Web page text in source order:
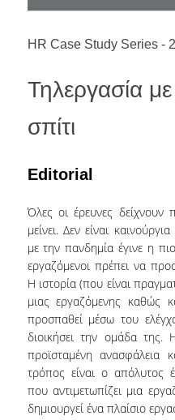
TESTIMONIALS
ΥΠΟΨΗΦΙΟΙ
ΣΕ ΠΟΙΟΥΣ
ΦΟΙΤΗΤΕΣ
ΤΜΗΜΑ
ΤΜΗΜΑ
ΦΟΡΜΑ
ΑΠΟΦΟΙΤΟΙ
ΑΠΑΣΧΟΛΗΣΗ
HR Case Study Series -
Τηλεργασία
σπίτι
Editorial
Όλες οι έρευνες
μείνει. Δεν είναι
με την πανδημία έγινε η
εργαζόμενοι πρέπει να
Η ιστορία (που είναι
μιας εργαζόμενης καθώς
προσπαθεί μέσω του
διοικήσει την ομάδα
προϊσταμένη ανασφάλεια
τρόπος είναι ο απόλυτος
που αντιμετωπίζει μια
δημιουργεί ένα πλαίσιο